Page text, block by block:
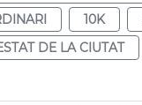
10K
DE LA CIUTAT